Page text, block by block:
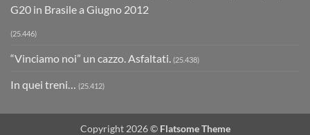
G20 in Brasile a Giugno 2012
(25.446)
“Vinciamo noi” un cazzo. Asfaltati. (25.438)
In quei treni… (25.412)
Copyright 2026 © Flatsome Theme